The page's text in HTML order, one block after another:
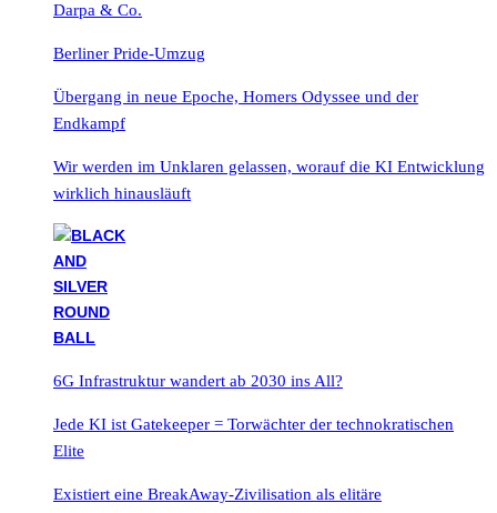
Darpa & Co.
Berliner Pride-Umzug
Übergang in neue Epoche, Homers Odyssee und der
Endkampf
Wir werden im Unklaren gelassen, worauf die KI Entwicklung
wirklich hinausläuft
6G Infrastruktur wandert ab 2030 ins All?
Jede KI ist Gatekeeper = Torwächter der technokratischen
Elite
Existiert eine BreakAway-Zivilisation als elitäre